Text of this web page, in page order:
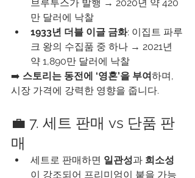
브루투스가 발행 → 2020년 약 420
만 달러에 낙찰
1933년 더블 이글 금화: 이집트 파루
크 왕의 수집품 중 하나 → 2021년
약 1,890만 달러에 낙찰
➡️ 스토리는 동전에 ‘영혼’을 부여하며,
시장 가격에 강력한 영향을 줍니다.
💼 7. 세트 판매 vs 단품 판
매
세트로 판매하면 일관성과 희소성
이 강조되어 프리미엄이 붙을 가능